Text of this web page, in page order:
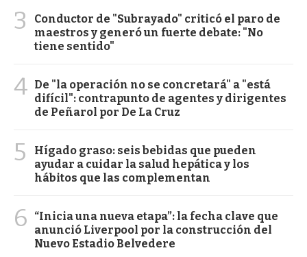
3
Conductor de "Subrayado" criticó el paro de
maestros y generó un fuerte debate: "No
tiene sentido"
4 De "la operación no se concretará" a "está
difícil": contrapunto de agentes y dirigentes
de Peñarol por De La Cruz
5
Hígado graso: seis bebidas que pueden
ayudar a cuidar la salud hepática y los
hábitos que las complementan
6
“Inicia una nueva etapa”: la fecha clave que
anunció Liverpool por la construcción del
Nuevo Estadio Belvedere